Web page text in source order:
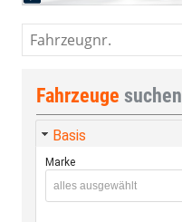
Fahrzeugnr.
Fahrzeuge suchen
Basis
Marke
alles ausgewählt